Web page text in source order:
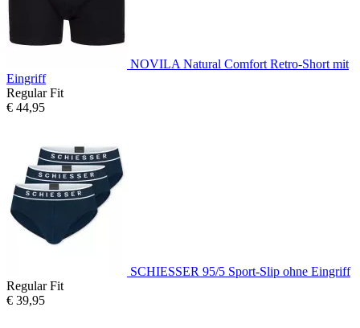
NOVILA Natural Comfort Retro-Short mit
Eingriff
Regular Fit
€ 44,95
SCHIESSER 95/5 Sport-Slip ohne Eingriff
Regular Fit
€ 39,95